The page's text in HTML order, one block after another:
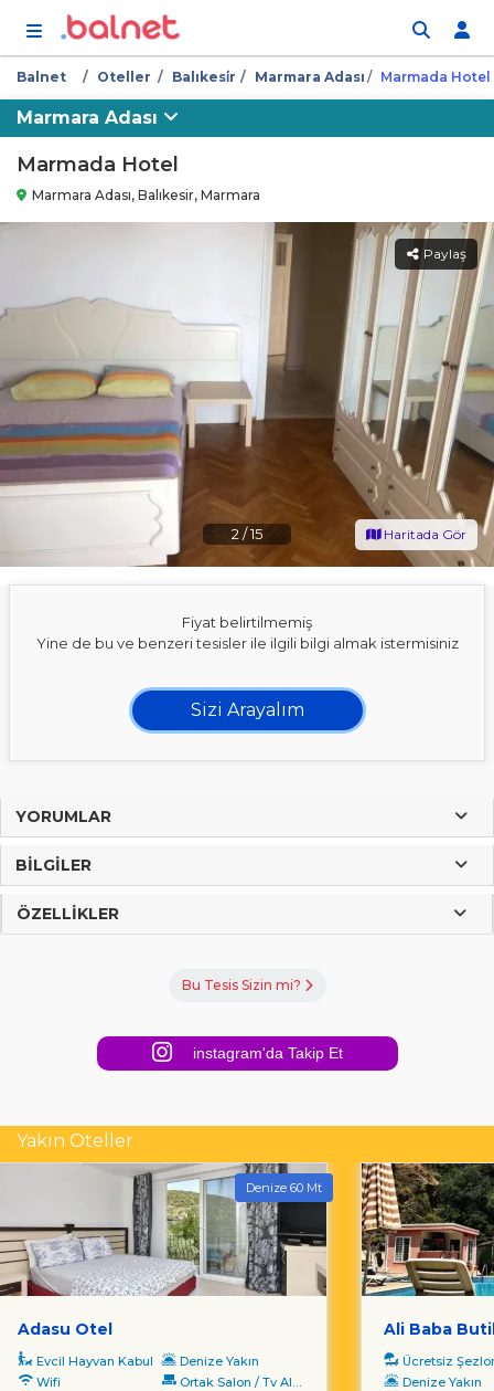
Balnet Oteller Balıkesi̇r Marmara Adası Marmada Hotel
Marmara Adası
Marmada Hotel
Marmara Adası, Balıkesir, Marmara
2 /15
Paylaş
Haritada Gör
Fiyat belirtilmemiş
Yine de bu ve benzeri tesisler ile ilgili bilgi almak istermisiniz
Sizi Arayalım
YORUMLAR
BILGILER
ÖZELLIKLER
Bu Tesis Sizin mi?
instagram'da Takip Et
Yakın Oteller
Denize 60 Mt
Adasu Otel
Evcil Hayvan Kabul
Denize Yakın
Wifi
Ortak Salon / Tv Alanı
Ali Baba
Ücretsiz
Denize Yakın